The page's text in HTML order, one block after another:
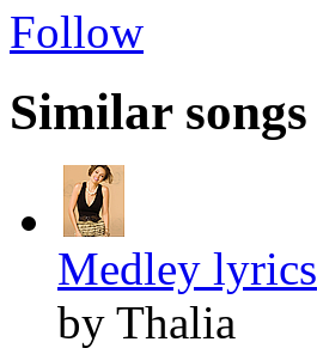
Follow
Similar songs
Medley lyrics
by Thalia